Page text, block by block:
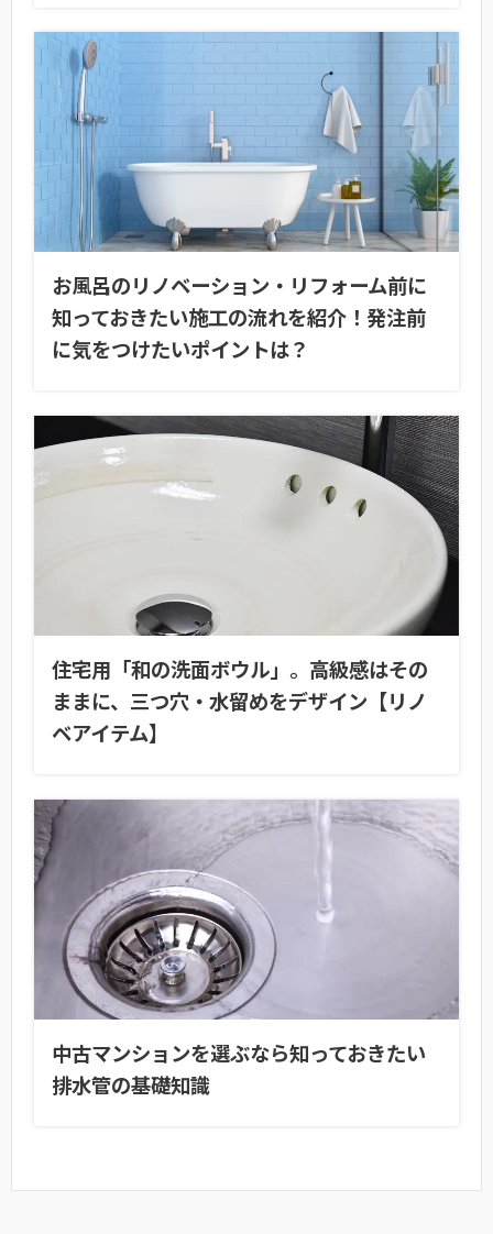
お風呂のリノベーション・リフォーム前に
知っておきたい施工の流れを紹介！発注前
に気をつけたいポイントは？
住宅用「和の洗面ボウル」。高級感はその
ままに、三つ穴・水留めをデザイン【リノ
ベアイテム】
中古マンションを選ぶなら知っておきたい
排水管の基礎知識